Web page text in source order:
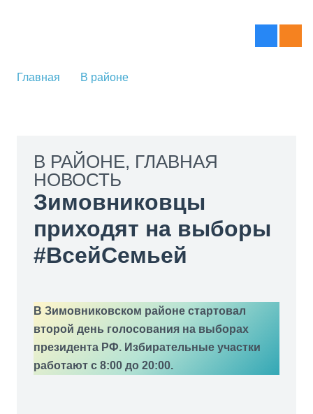
Главная В районе
В РАЙОНЕ, ГЛАВНАЯ
НОВОСТЬ
Зимовниковцы
приходят на выборы
#ВсейСемьей
В Зимовниковском районе стартовал
второй день голосования на выборах
президента РФ. Избирательные участки
работают с 8:00 до 20:00.